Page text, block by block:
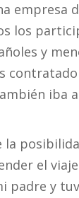
empresa
los
y
contratado
iba
la
el
padre y